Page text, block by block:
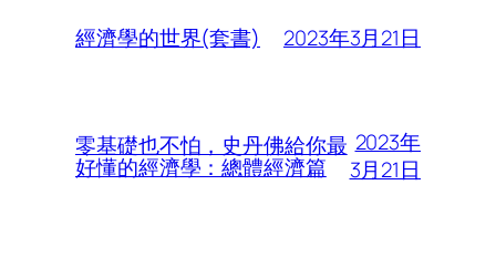
經濟學的世界(套書) 2023年3月21日
零基礎也不怕，史丹佛給你最
好懂的經濟學：總體經濟篇
2023年
3月21日